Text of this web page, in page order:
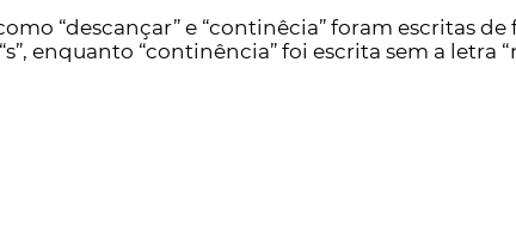
“descançar” e “continêcia” foram escritas
enquanto “continência” foi escrita sem a letra